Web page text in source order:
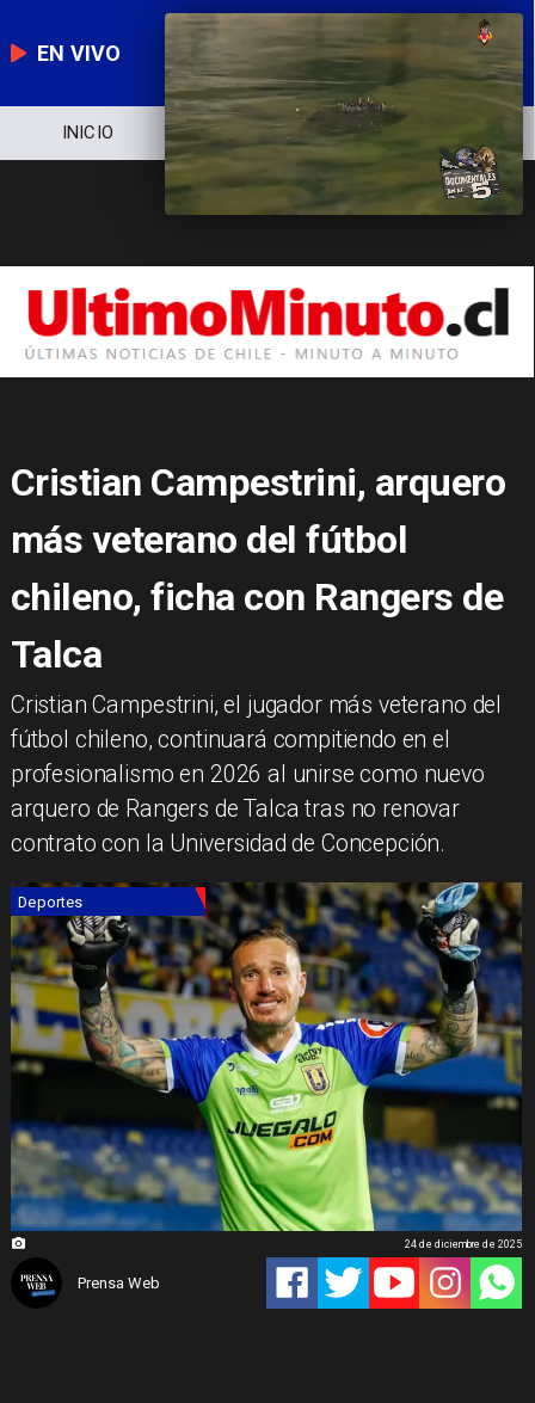
EN VIVO
NOTICIERO POLÍTICA
Cristian Campestrini, arquero
más veterano del fútbol
chileno, ficha con Rangers de
Talca
Cristian Campestrini, el jugador más veterano del
fútbol chileno, continuará compitiendo en el
profesionalismo en 2026 al unirse como nuevo
arquero de Rangers de Talca tras no renovar
contrato con la Universidad de Concepción.
Deportes
Prensa Web
24 de diciembre de 2025